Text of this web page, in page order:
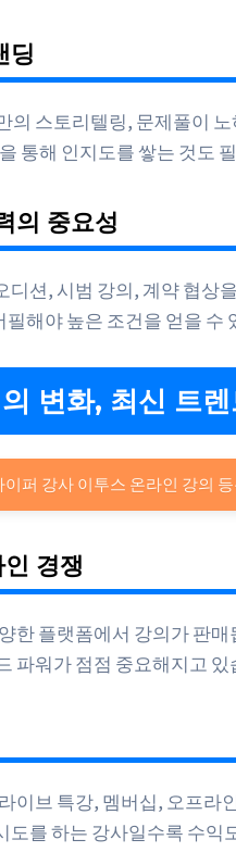
딩
의 스토리텔링, 문제풀이
통해 인지도를 쌓는 것도
의 중요성
션, 시범 강의, 계약 협상
해야 높은 조건을 얻을 수
변화, 최신 트
퍼 강사 이투스 온라인 강의
경쟁
한 플랫폼에서 강의가 판매
파워가 점점 중요해지고 있
이브 특강, 멤버십, 오프라
도를 하는 강사일수록 수익